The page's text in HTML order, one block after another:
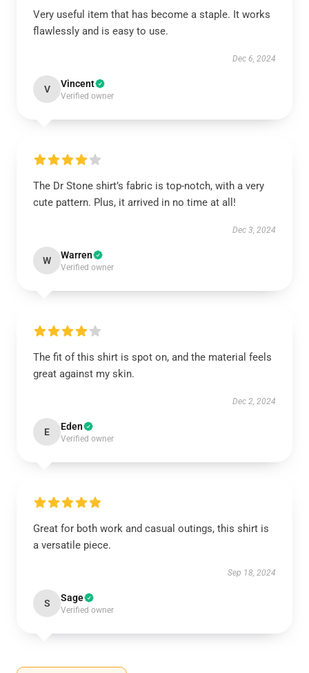
Very useful item that has become a staple. It works
flawlessly and is easy to use.
Dec 6, 2024
V Vincent
Verified owner
The Dr Stone shirt’s fabric is top-notch, with a very
cute pattern. Plus, it arrived in no time at all!
Dec 3, 2024
W Warren
Verified owner
The fit of this shirt is spot on, and the material feels
great against my skin.
Dec 2, 2024
E Eden
Verified owner
Great for both work and casual outings, this shirt is
a versatile piece.
Sep 18, 2024
S Sage
Verified owner